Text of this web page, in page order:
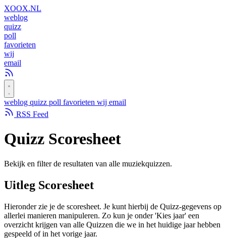
XOOX.NL
weblog
quizz
poll
favorieten
wij
email
weblog quizz poll favorieten wij email
RSS Feed
Quizz Scoresheet
Bekijk en filter de resultaten van alle muziekquizzen.
Uitleg Scoresheet
Hieronder zie je de scoresheet. Je kunt hierbij de Quizz-gegevens op
allerlei manieren manipuleren. Zo kun je onder 'Kies jaar' een
overzicht krijgen van alle Quizzen die we in het huidige jaar hebben
gespeeld of in het vorige jaar.